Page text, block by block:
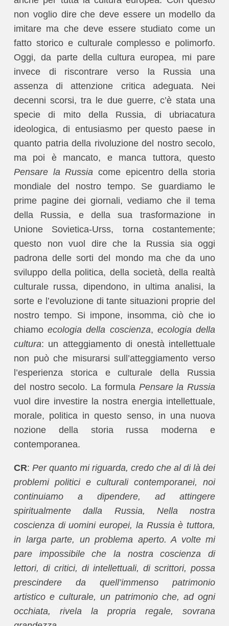
non voglio dire che deve essere un modello da
imitare ma che deve essere studiato come un
fatto storico e culturale complesso e polimorfo.
Oggi, da parte della cultura europea, mi pare
invece di riscontrare verso la Russia una
assenza di attenzione critica adeguata. Nei
decenni scorsi, tra le due guerre, c’è stata una
specie di mito della Russia, di ubriacatura
ideologica, di entusiasmo per questo paese in
quanto patria della rivoluzione del nostro secolo,
ma poi è mancato, e manca tuttora, questo
Pensare la Russia come epicentro della storia
mondiale del nostro tempo. Se guardiamo le
prime pagine dei giornali, vediamo che il tema
della Russia, e della sua trasformazione in
Unione Sovietica-Urss, torna costantemente;
questo non vuol dire che la Russia sia oggi
padrona delle sorti del mondo ma che da uno
sviluppo della politica, della società, della realtà
culturale russa, dipendono, in ultima analisi, la
sorte e l’evoluzione di tante situazioni proprie del
nostro tempo. Si impone, insomma, ciò che io
chiamoecologia della coscienza, ecologia della
cultura: un atteggiamento di onestà intellettuale
non può che misurarsi sull’atteggiamento verso
l’esperienza storica e culturale della Russia
del nostro secolo. La formula Pensare la Russia
vuol dire investire la nostra energia intellettuale,
morale, politica in questo senso, in una nuova
nozione della storia russa moderna e
contemporanea.
CR: Per quanto mi riguarda, credo che al di là dei
problemi politici e culturali contemporanei, noi
continuiamo a dipendere, ad attingere
spiritualmente dalla Russia, Nella nostra
coscienza di uomini europei, la Russia è tuttora,
in larga parte, un problema aperto. A volte mi
pare impossibile che la nostra coscienza di
lettori, di critici, di intellettuali, di scrittori, possa
prescindere da quell’immenso patrimonio
artistico e culturale, un patrimonio che, ad ogni
occhiata, rivela la propria regale, sovrana